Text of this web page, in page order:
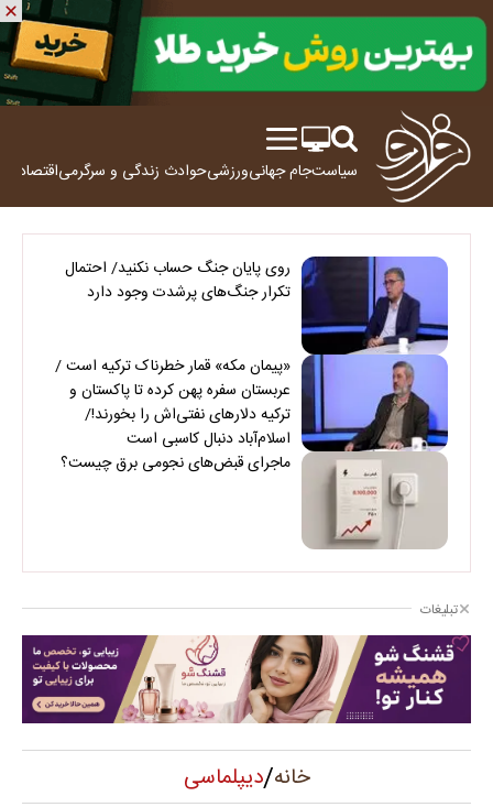
سیاستجام جهانیورزشیحوادث زندگی و سرگرمیاقتصاد
روی پایان جنگ حساب نکنید/ احتمال
تکرار جنگ‌های پرشدت وجود دارد
«پیمان مکه» قمار خطرناک ترکیه است /
عربستان سفره پهن کرده تا پاکستان و
ترکیه دلارهای نفتی‌اش را بخورند!/
اسلام‌آباد دنبال کاسبی است
ماجرای قبض‌های نجومی برق چیست؟
تبلیغات
خانه/دیپلماسی